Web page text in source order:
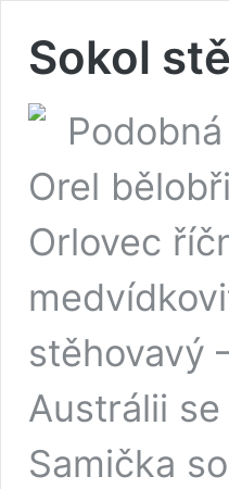
Sokol
Orel
Orlovec
stěhovavý
Austrálii
Samička